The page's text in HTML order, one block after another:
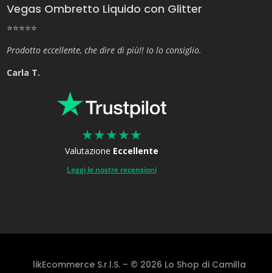
Vegas Ombretto Liquido con Glitter
⭐⭐⭐⭐⭐
Prodotto eccellente, che dire di più!! Io lo consiglio.
Carla T.
★★★★★
Valutazione Eccellente
Leggi le nostre recensioni
likEcommerce S.r.l.S. – © 2026 Lo Shop di Camilla